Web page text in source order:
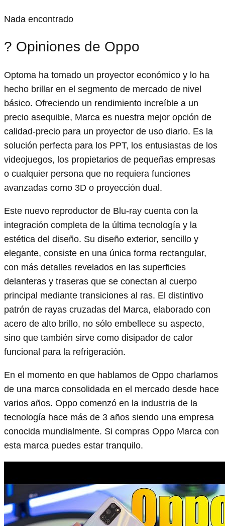
Nada encontrado
? Opiniones de Oppo
Optoma ha tomado un proyector económico y lo ha
hecho brillar en el segmento de mercado de nivel
básico. Ofreciendo un rendimiento increíble a un
precio asequible, Marca es nuestra mejor opción de
calidad-precio para un proyector de uso diario. Es la
solución perfecta para los PPT, los entusiastas de los
videojuegos, los propietarios de pequeñas empresas
o cualquier persona que no requiera funciones
avanzadas como 3D o proyección dual.
Este nuevo reproductor de Blu-ray cuenta con la
integración completa de la última tecnología y la
estética del diseño. Su diseño exterior, sencillo y
elegante, consiste en una única forma rectangular,
con más detalles revelados en las superficies
delanteras y traseras que se conectan al cuerpo
principal mediante transiciones al ras. El distintivo
patrón de rayas cruzadas del Marca, elaborado con
acero de alto brillo, no sólo embellece su aspecto,
sino que también sirve como disipador de calor
funcional para la refrigeración.
En el momento en que hablamos de Oppo charlamos
de una marca consolidada en el mercado desde hace
varios años. Oppo comenzó en la industria de la
tecnología hace más de 3 años siendo una empresa
conocida mundialmente. Si compras Oppo Marca con
esta marca puedes estar tranquilo.